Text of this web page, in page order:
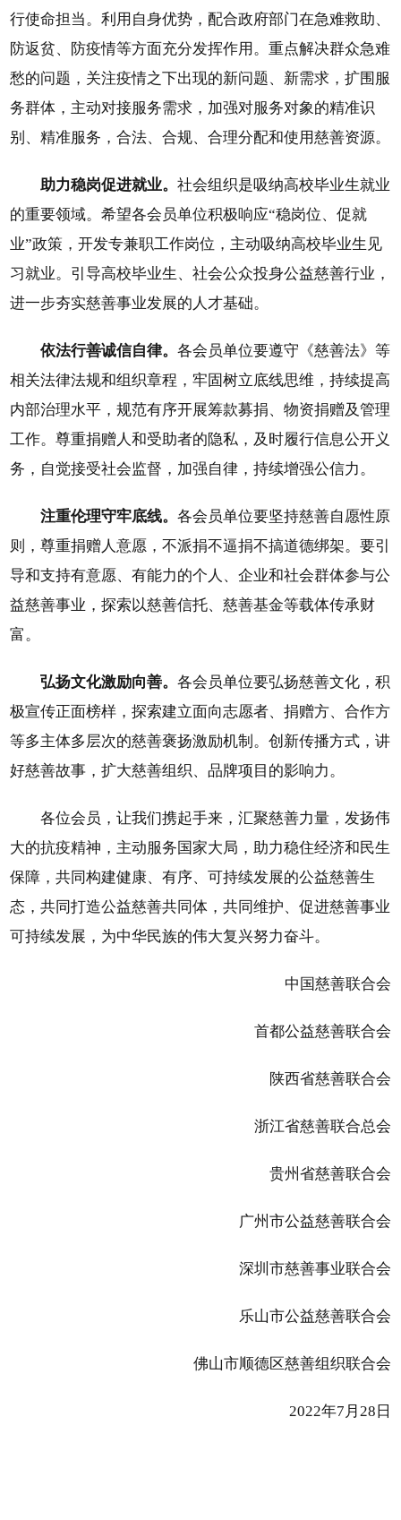
行使命担当。利用自身优势，配合政府部门在急难救助、
防返贫、防疫情等方面充分发挥作用。重点解决群众急难
愁的问题，关注疫情之下出现的新问题、新需求，扩围服
务群体，主动对接服务需求，加强对服务对象的精准识
别、精准服务，合法、合规、合理分配和使用慈善资源。
助力稳岗促进就业。社会组织是吸纳高校毕业生就业
的重要领域。希望各会员单位积极响应“稳岗位、促就
业”政策，开发专兼职工作岗位，主动吸纳高校毕业生见
习就业。引导高校毕业生、社会公众投身公益慈善行业，
进一步夯实慈善事业发展的人才基础。
依法行善诚信自律。各会员单位要遵守《慈善法》等
相关法律法规和组织章程，牢固树立底线思维，持续提高
内部治理水平，规范有序开展筹款募捐、物资捐赠及管理
工作。尊重捐赠人和受助者的隐私，及时履行信息公开义
务，自觉接受社会监督，加强自律，持续增强公信力。
注重伦理守牢底线。各会员单位要坚持慈善自愿性原
则，尊重捐赠人意愿，不派捐不逼捐不搞道德绑架。要引
导和支持有意愿、有能力的个人、企业和社会群体参与公
益慈善事业，探索以慈善信托、慈善基金等载体传承财
富。
弘扬文化激励向善。各会员单位要弘扬慈善文化，积
极宣传正面榜样，探索建立面向志愿者、捐赠方、合作方
等多主体多层次的慈善褒扬激励机制。创新传播方式，讲
好慈善故事，扩大慈善组织、品牌项目的影响力。
各位会员，让我们携起手来，汇聚慈善力量，发扬伟
大的抗疫精神，主动服务国家大局，助力稳住经济和民生
保障，共同构建健康、有序、可持续发展的公益慈善生
态，共同打造公益慈善共同体，共同维护、促进慈善事业
可持续发展，为中华民族的伟大复兴努力奋斗。
中国慈善联合会
首都公益慈善联合会
陕西省慈善联合会
浙江省慈善联合总会
贵州省慈善联合会
广州市公益慈善联合会
深圳市慈善事业联合会
乐山市公益慈善联合会
佛山市顺德区慈善组织联合会
2022年7月28日